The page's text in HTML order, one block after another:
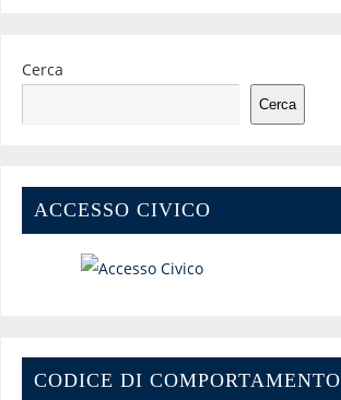
Cerca
Cerca
ACCESSO CIVICO
CODICE DI COMPORTAMENTO